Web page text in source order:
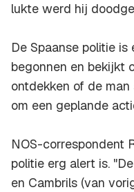
lukte werd hij
De Spaanse politie
begonnen en bekijkt
ontdekken of de
om een geplande
NOS-correspondent
politie erg alert is.
en Cambrils (van